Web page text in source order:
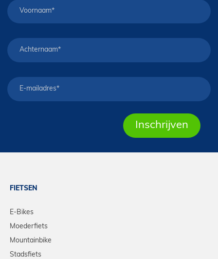
FIETSEN
E-Bikes
Moederfiets
Mountainbike
Stadsfiets